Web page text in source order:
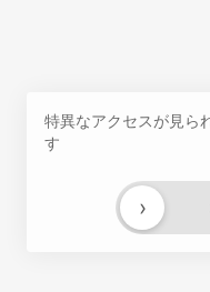
特異なアクセスが見ら
す
›